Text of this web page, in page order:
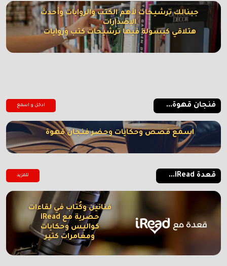
جبنالك ترشيحات لأهم الكتب والروايات وأحدث
الإصدارات
هتلاقي كبسولة فيها ترشيحات كتب وروايات
فنجان قهوة... ادخل و اسمع
اسمع قصص وحكايات وحضر فنجان قهوة
قعدة iRead... للمزيد
فنانين وكُتاب في لقاءات
حصرية مع iRead
كواليس وحكايات
ومغامرات كتير